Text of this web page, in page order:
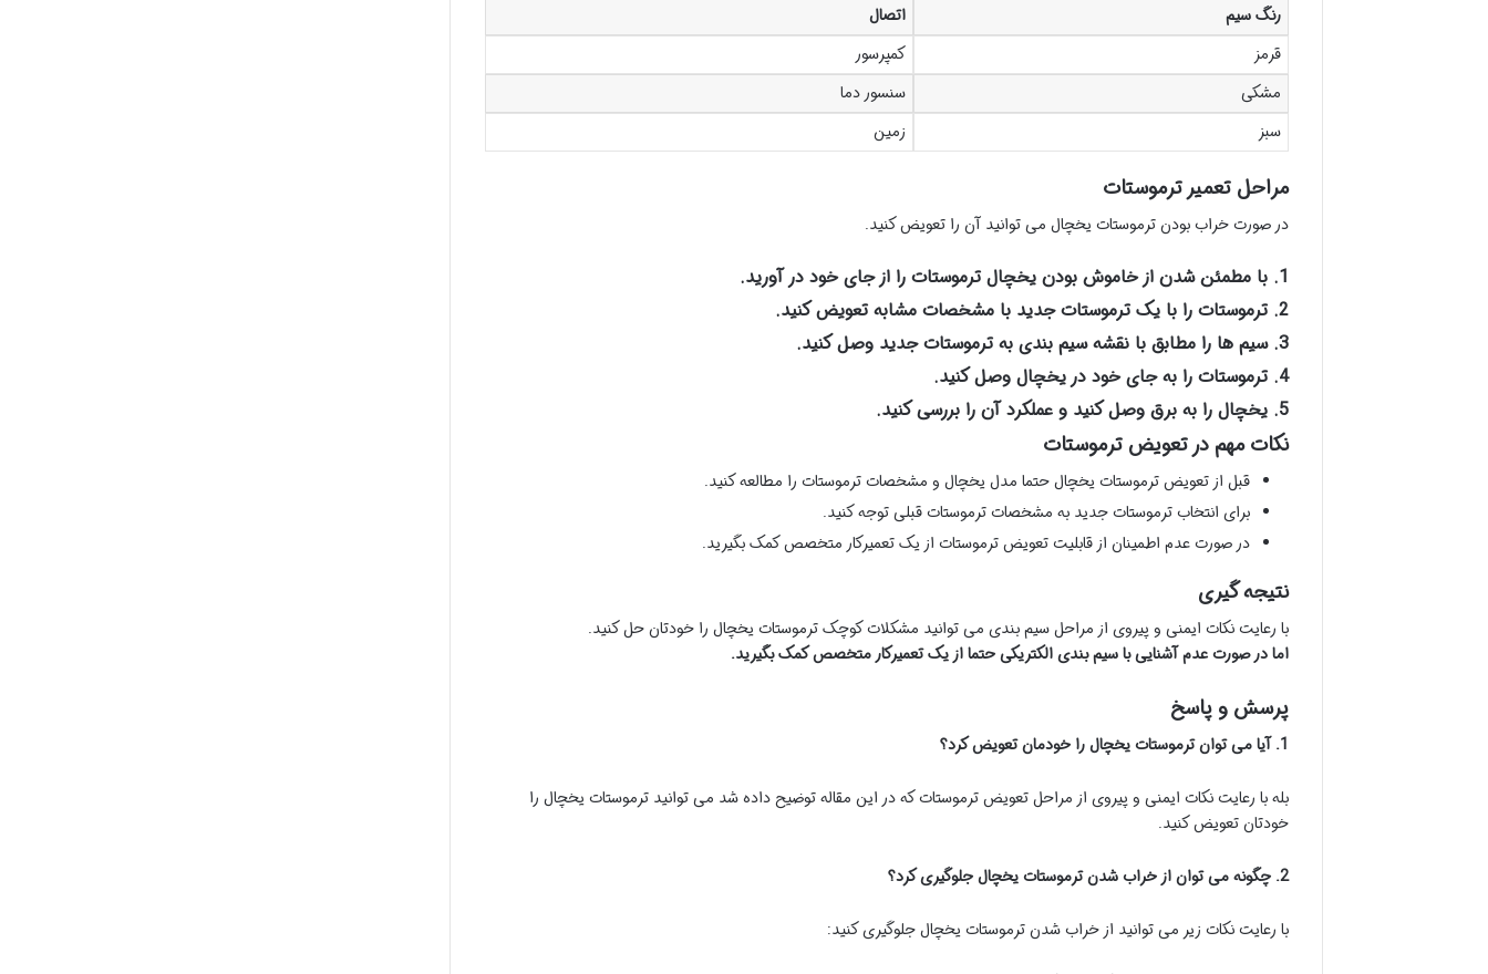
رنگ سیم
اتصال
قرمز
کمپرسور
مشکی
سنسور دما
سبز
زمین
مراحل تعمیر ترموستات
در صورت خراب بودن ترموستات یخچال می توانید آن را تعویض کنید.
1. با مطمئن شدن از خاموش بودن یخچال ترموستات را از جای خود در آورید.
2. ترموستات را با یک ترموستات جدید با مشخصات مشابه تعویض کنید.
3. سیم ها را مطابق با نقشه سیم بندی به ترموستات جدید وصل کنید.
4. ترموستات را به جای خود در یخچال وصل کنید.
5. یخچال را به برق وصل کنید و عملکرد آن را بررسی کنید.
نکات مهم در تعویض ترموستات
قبل از تعویض ترموستات یخچال حتما مدل یخچال و مشخصات ترموستات را مطالعه کنید.
برای انتخاب ترموستات جدید به مشخصات ترموستات قبلی توجه کنید.
در صورت عدم اطمینان از قابلیت تعویض ترموستات از یک تعمیرکار متخصص کمک بگیرید.
نتیجه گیری
با رعایت نکات ایمنی و پیروی از مراحل سیم بندی می توانید مشکلات کوچک ترموستات یخچال را خودتان حل کنید.
اما در صورت عدم آشنایی با سیم بندی الکتریکی حتما از یک تعمیرکار متخصص کمک بگیرید.
پرسش و پاسخ
1. آیا می توان ترموستات یخچال را خودمان تعویض کرد؟
بله با رعایت نکات ایمنی و پیروی از مراحل تعویض ترموستات که در این مقاله توضیح داده شد می توانید ترموستات یخچال را
خودتان تعویض کنید.
2. چگونه می توان از خراب شدن ترموستات یخچال جلوگیری کرد؟
با رعایت نکات زیر می توانید از خراب شدن ترموستات یخچال جلوگیری کنید: